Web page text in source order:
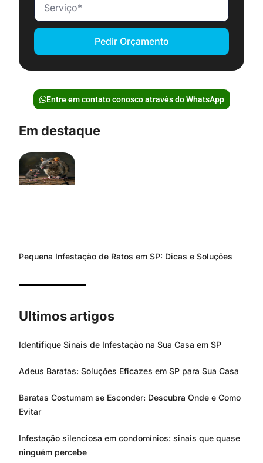
Pedir Orçamento
Entre em contato conosco através do WhatsApp
Em destaque
Pequena Infestação de Ratos em SP: Dicas e Soluções
Ultimos artigos
Identifique Sinais de Infestação na Sua Casa em SP
Adeus Baratas: Soluções Eficazes em SP para Sua Casa
Baratas Costumam se Esconder: Descubra Onde e Como
Evitar
Infestação silenciosa em condomínios: sinais que quase
ninguém percebe